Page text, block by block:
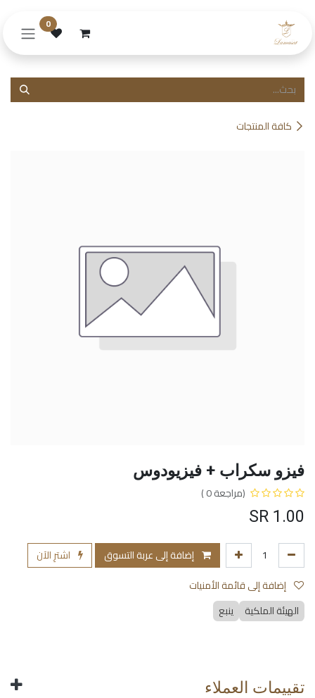
0
كافة المنتجات
فيزو سكراب + فيزيودوس
(مراجعة 0 )
1.00
إضافة إلى عربة التسوق
اشترِ الآن
الهيئة الملكية
ينبع
تقييمات العملاء